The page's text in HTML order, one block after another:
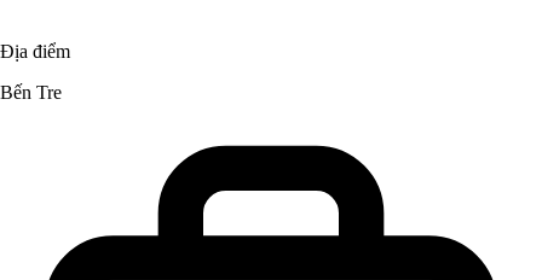
Địa điểm
Bến Tre